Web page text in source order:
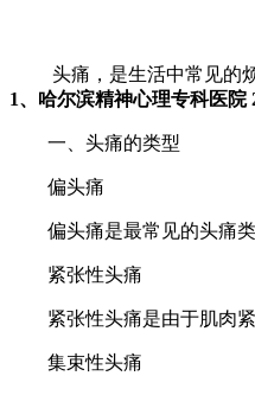
头痛，是生活中常见的烦
1、哈尔滨精神心理专科医院
一、头痛的类型
偏头痛
偏头痛是最常见的头痛类
紧张性头痛
紧张性头痛是由于肌肉紧
集束性头痛